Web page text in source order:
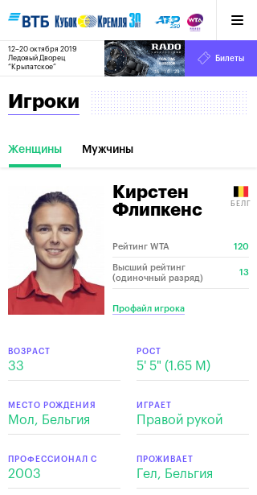
12–20 октября 2019
Ледовый Дворец
“Крылатское”
16 :16 : 23
Билеты
Игроки
Женщины Мужчины
Кирстен
Флипкенс
БЕЛГ
Рейтинг WTA 120
Высший рейтинг
(одиночный разряд)
13
Профайл игрока
ВОЗРАСТ
33
РОСТ
5' 5" (1.65 M)
МЕСТО РОЖДЕНИЯ
Мол, Бельгия
ИГРАЕТ
Правой рукой
ПРОФЕССИОНАЛ С
2003
ПРОЖИВАЕТ
Гел, Бельгия